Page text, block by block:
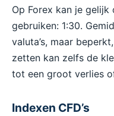
Op Forex kan je
gebruiken: 1:30.
valuta’s, maar
zetten kan zelfs de
tot een groot verlies
Indexen CFD’s